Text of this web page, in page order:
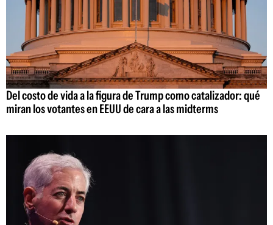
Del costo de vida a la figura de Trump como catalizador: qué
miran los votantes en EEUU de cara a las midterms